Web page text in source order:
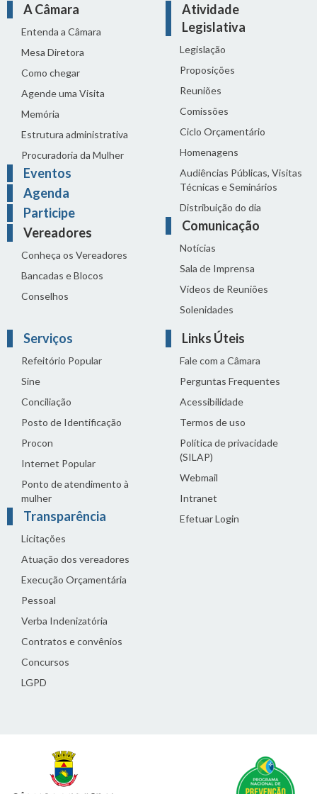
A Câmara
Entenda a Câmara
Mesa Diretora
Como chegar
Agende uma Visita
Memória
Estrutura administrativa
Procuradoria da Mulher
Eventos
Agenda
Participe
Vereadores
Conheça os Vereadores
Bancadas e Blocos
Conselhos
Atividade
Legislativa
Legislação
Proposições
Reuniões
Comissões
Ciclo Orçamentário
Homenagens
Audiências Públicas, Visitas
Técnicas e Seminários
Distribuição do dia
Comunicação
Notícias
Sala de Imprensa
Vídeos de Reuniões
Solenidades
Serviços
Refeitório Popular
Sine
Conciliação
Posto de Identificação
Procon
Internet Popular
Ponto de atendimento à
mulher
Transparência
Licitações
Atuação dos vereadores
Execução Orçamentária
Pessoal
Verba Indenizatória
Contratos e convênios
Concursos
LGPD
Links Úteis
Fale com a Câmara
Perguntas Frequentes
Acessibilidade
Termos de uso
Política de privacidade
(SILAP)
Webmail
Intranet
Efetuar Login